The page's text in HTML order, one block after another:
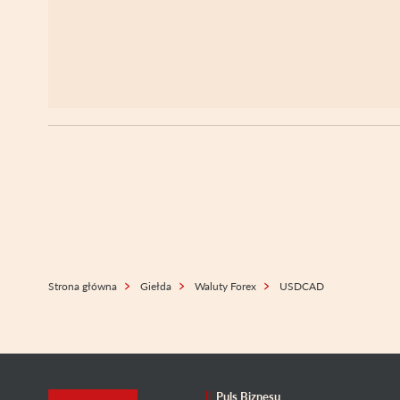
Strona główna Giełda Waluty Forex USDCAD
Puls Biznesu